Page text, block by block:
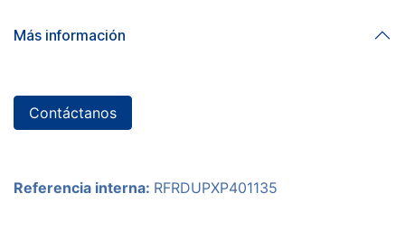
Más información
Contáctanos
Referencia interna: RFRDUPXP401135